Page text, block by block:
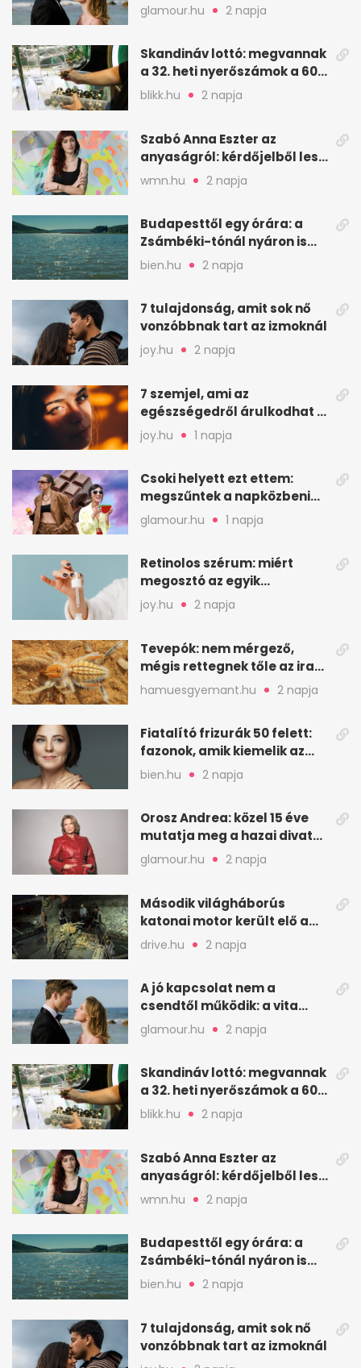
néha egészséges jel
glamour.hu 2 napja
Skandináv lottó: megvannak
a 32. heti nyerőszámok a 600
milliós játékhoz
blikk.hu 2 napja
Szabó Anna Eszter az
anyaságról: kérdőjelből lesz
valaha felkiáltójel?
wmn.hu 2 napja
Budapesttől egy órára: a
Zsámbéki-tónál nyáron is
van hely
bien.hu 2 napja
7 tulajdonság, amit sok nő
vonzóbbnak tart az izmoknál
joy.hu 2 napja
7 szemjel, ami az
egészségedről árulkodhat –
erre figyelj oda
joy.hu 1 napja
Csoki helyett ezt ettem:
megszűntek a napközbeni
nassolási rohamok
glamour.hu 1 napja
Retinolos szérum: miért
megosztó az egyik
leghatásosabb
öregedésgátló?
joy.hu 2 napja
Tevepók: nem mérgező,
mégis rettegnek tőle az iraki
sivatagban
hamuesgyemant.hu 2 napja
Fiatalító frizurák 50 felett:
fazonok, amik kiemelik az
arcodat
bien.hu 2 napja
Orosz Andrea: közel 15 éve
mutatja meg a hazai divat
arcait
glamour.hu 2 napja
Második világháborús
katonai motor került elő a
Dunából a Batthyány térnél
drive.hu 2 napja
A jó kapcsolat nem a
csendtől működik: a vita
néha egészséges jel
glamour.hu 2 napja
Skandináv lottó: megvannak
a 32. heti nyerőszámok a 600
milliós játékhoz
blikk.hu 2 napja
Szabó Anna Eszter az
anyaságról: kérdőjelből lesz
valaha felkiáltójel?
wmn.hu 2 napja
Budapesttől egy órára: a
Zsámbéki-tónál nyáron is
van hely
bien.hu 2 napja
7 tulajdonság, amit sok nő
vonzóbbnak tart az izmoknál